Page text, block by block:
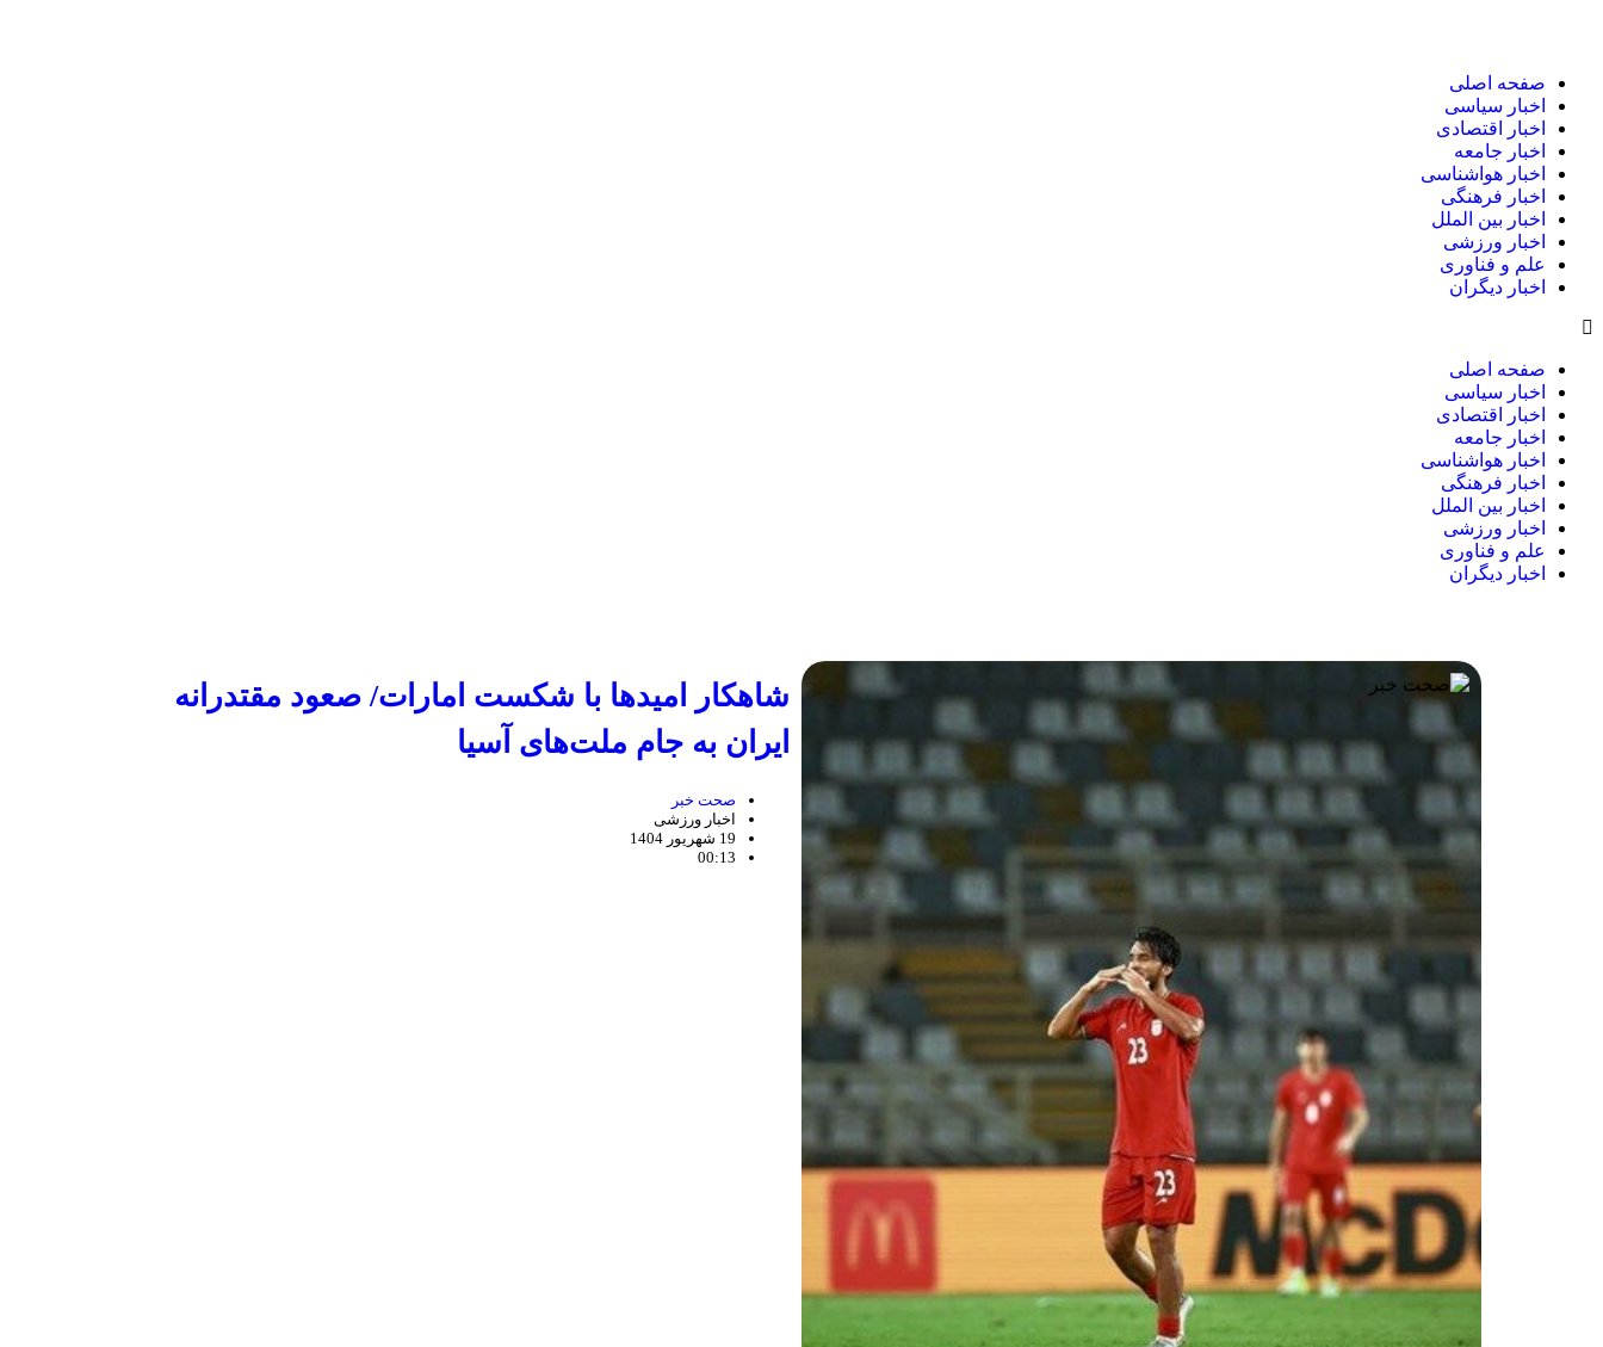
صفحه اصلی
اخبار سیاسی
اخبار اقتصادی
اخبار جامعه
اخبار هواشناسی
اخبار فرهنگی
اخبار بین الملل
اخبار ورزشی
علم و فناوری
اخبار دیگران
صفحه اصلی
اخبار سیاسی
اخبار اقتصادی
اخبار جامعه
اخبار هواشناسی
اخبار فرهنگی
اخبار بین الملل
اخبار ورزشی
علم و فناوری
اخبار دیگران
شاهکار امیدها با شکست امارات/ صعود مقتدرانه
ایران به جام ملت‌های آسیا
صحت خبر
اخبار ورزشی
19 شهریور 1404
00:13